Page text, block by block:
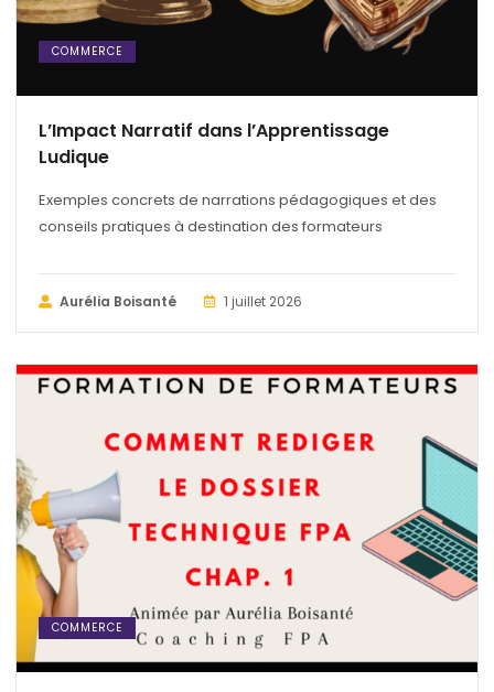
COMMERCE
L’Impact Narratif dans l’Apprentissage
Ludique
Exemples concrets de narrations pédagogiques et des
conseils pratiques à destination des formateurs
Aurélia Boisanté 1 juillet 2026
COMMERCE